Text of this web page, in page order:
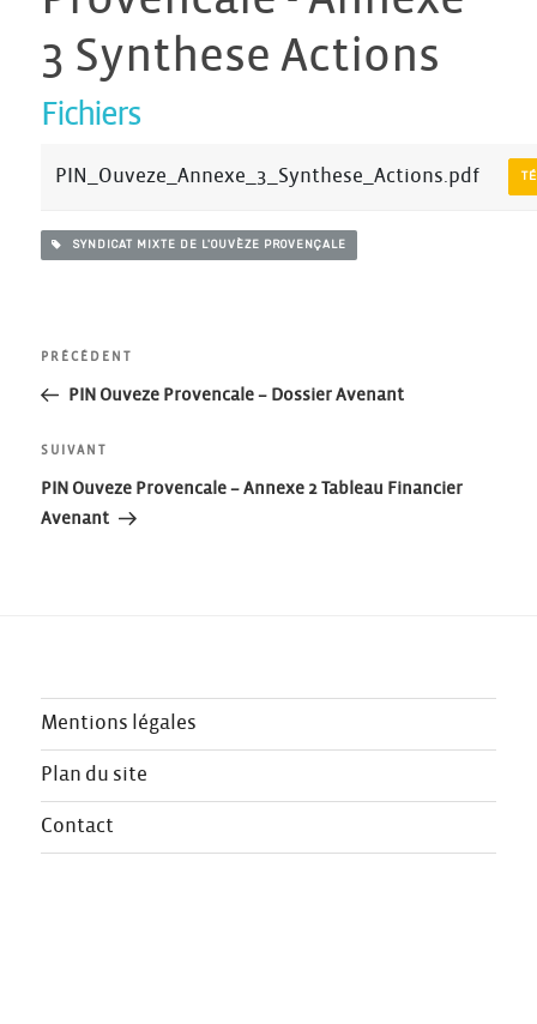
3 Synthese Actions
Fichiers
PIN_Ouveze_Annexe_3_Synthese_Actions.pdf
SYNDICAT MIXTE DE L'OUVÈZE PROVENÇALE
Navigation
l’article
Article
précédent
PRÉCÉDENT
PIN Ouveze Provencale – Dossier Avenant
Article
suivant
SUIVANT
PIN Ouveze Provencale – Annexe 2 Tableau Financier
Avenant
Mentions légales
Plan du site
Contact